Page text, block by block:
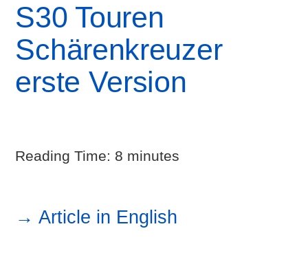
S30 Touren
Schärenkreuzer
erste Version
Reading Time: 8 minutes
→ Article in English